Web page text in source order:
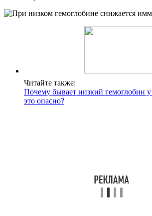
Читайте также:
Почему бывает низкий гемоглобин
это опасно?